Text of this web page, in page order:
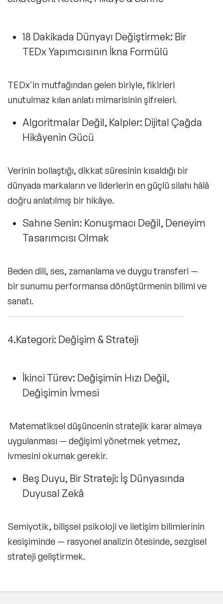
18 Dakikada Dünyayı Değiştirmek: Bir
TEDx Yapımcısının İkna Formülü
TEDx'in mutfağından gelen biriyle, fikirleri
unutulmaz kılan anlatı mimarisinin şifreleri.
Algoritmalar Değil, Kalpler: Dijital Çağda
Hikâyenin Gücü
Verinin bollaştığı, dikkat süresinin kısaldığı bir
dünyada markaların ve liderlerin en güçlü silahı hâlâ
doğru anlatılmış bir hikâye.
Sahne Senin: Konuşmacı Değil, Deneyim
Tasarımcısı Olmak
Beden dili, ses, zamanlama ve duygu transferi —
bir sunumu performansa dönüştürmenin bilimi ve
sanatı.
4.Kategori: Değişim & Strateji
İkinci Türev: Değişimin Hızı Değil,
Değişimin İvmesi
Matematiksel düşüncenin stratejik karar almaya
uygulanması — değişimi yönetmek yetmez,
ivmesini okumak gerekir.
Beş Duyu, Bir Strateji: İş Dünyasında
Duyusal Zekâ
Semiyotik, bilişsel psikoloji ve iletişim bilimlerinin
kesişiminde — rasyonel analizin ötesinde, sezgisel
strateji geliştirmek.